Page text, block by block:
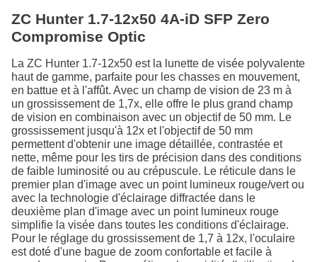
ZC Hunter 1.7-12x50 4A-iD SFP Zero
Compromise Optic
La ZC Hunter 1.7-12x50 est la lunette de visée polyvalente
haut de gamme, parfaite pour les chasses en mouvement,
en battue et à l'affût. Avec un champ de vision de 23 m à
un grossissement de 1,7x, elle offre le plus grand champ
de vision en combinaison avec un objectif de 50 mm. Le
grossissement jusqu'à 12x et l'objectif de 50 mm
permettent d'obtenir une image détaillée, contrastée et
nette, même pour les tirs de précision dans des conditions
de faible luminosité ou au crépuscule. Le réticule dans le
premier plan d'image avec un point lumineux rouge/vert ou
avec la technologie d'éclairage diffractée dans le
deuxième plan d'image avec un point lumineux rouge
simplifie la visée dans toutes les conditions d'éclairage.
Pour le réglage du grossissement de 1,7 à 12x, l'oculaire
est doté d'une bague de zoom confortable et facile à